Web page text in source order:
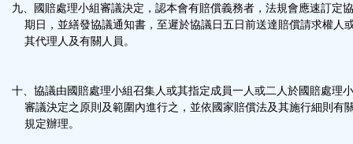
九、國賠處理小組審議決定，認本會有賠償義務者，法規會應速訂定
期日，並繕發協議通知書，至遲於協議日五日前送達賠償請求權人
其代理人及有關人員。
十、協議由國賠處理小組召集人或其指定成員一人或二人於國賠處理
審議決定之原則及範圍內進行之，並依國家賠償法及其施行細則有
規定辦理。